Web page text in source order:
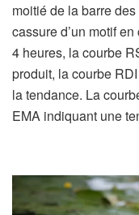
moitié de la barre
cassure d’un motif
4 heures, la courbe
produit, la courbe
la tendance. La
EMA indiquant une